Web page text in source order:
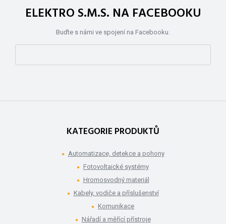
ELEKTRO S.M.S. NA FACEBOOKU
Buďte s námi ve spojení na Facebooku.
KATEGORIE PRODUKTŮ
Automatizace, detekce a pohony
Fotovoltaické systémy
Hromosvodný materiál
Kabely, vodiče a příslušenství
Komunikace
Nářadí a měřící přístroje